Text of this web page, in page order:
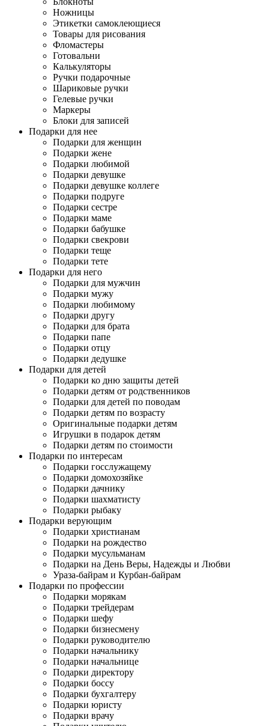
Ножницы
Этикетки самоклеющиеся
Товары для рисования
Фломастеры
Готовальни
Калькуляторы
Ручки подарочные
Шариковые ручки
Гелевые ручки
Маркеры
Блоки для записей
Подарки для нее
Подарки для женщин
Подарки жене
Подарки любимой
Подарки девушке
Подарки девушке коллеге
Подарки подруге
Подарки сестре
Подарки маме
Подарки бабушке
Подарки свекрови
Подарки теще
Подарки тете
Подарки для него
Подарки для мужчин
Подарки мужу
Подарки любимому
Подарки другу
Подарки для брата
Подарки папе
Подарки отцу
Подарки дедушке
Подарки для детей
Подарки ко дню защиты детей
Подарки детям от родственников
Подарки для детей по поводам
Подарки детям по возрасту
Оригинальные подарки детям
Игрушки в подарок детям
Подарки детям по стоимости
Подарки по интересам
Подарки госслужащему
Подарки домохозяйке
Подарки дачнику
Подарки шахматисту
Подарки рыбаку
Подарки верующим
Подарки христианам
Подарки на рождество
Подарки мусульманам
Подарки на День Веры, Надежды и Любви
Ураза-байрам и Курбан-байрам
Подарки по профессии
Подарки морякам
Подарки трейдерам
Подарки шефу
Подарки бизнесмену
Подарки руководителю
Подарки начальнику
Подарки начальнице
Подарки директору
Подарки боссу
Подарки бухгалтеру
Подарки юристу
Подарки врачу